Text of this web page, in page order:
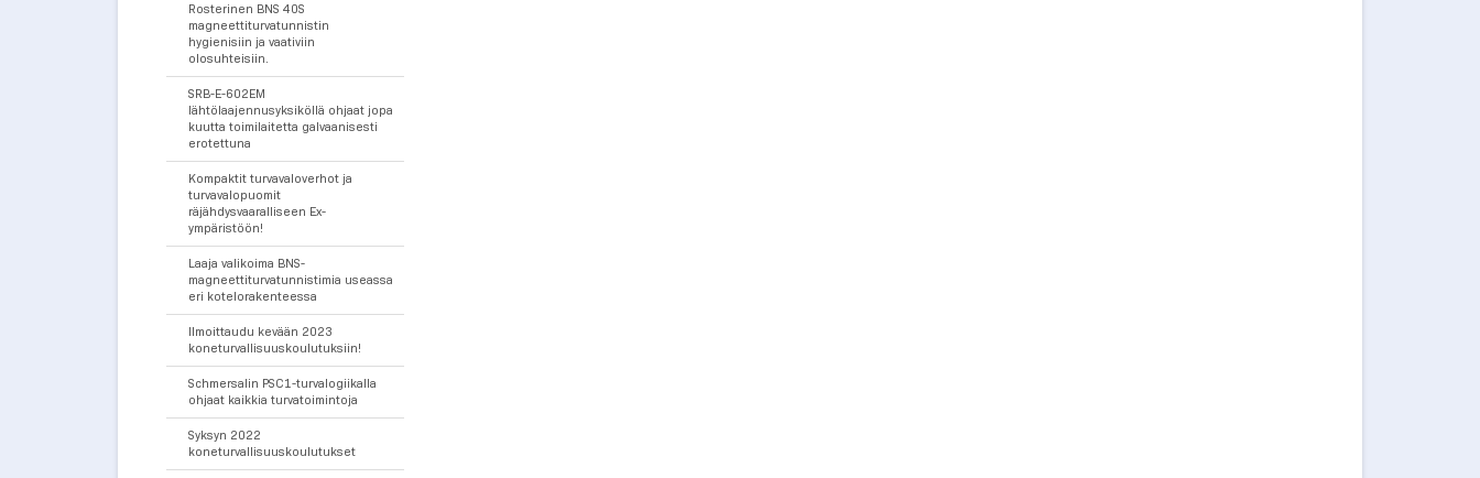
Rosterinen BNS 40S
magneettiturvatunnistin
hygienisiin ja vaativiin
olosuhteisiin.
SRB-E-602EM
lähtölaajennusyksiköllä ohjaat jopa
kuutta toimilaitetta galvaanisesti
erotettuna
Kompaktit turvavaloverhot ja
turvavalopuomit
räjähdysvaaralliseen Ex-
ympäristöön!
Laaja valikoima BNS-
magneettiturvatunnistimia useassa
eri kotelorakenteessa
Ilmoittaudu kevään 2023
koneturvallisuuskoulutuksiin!
Schmersalin PSC1-turvalogiikalla
ohjaat kaikkia turvatoimintoja
Syksyn 2022
koneturvallisuuskoulutukset